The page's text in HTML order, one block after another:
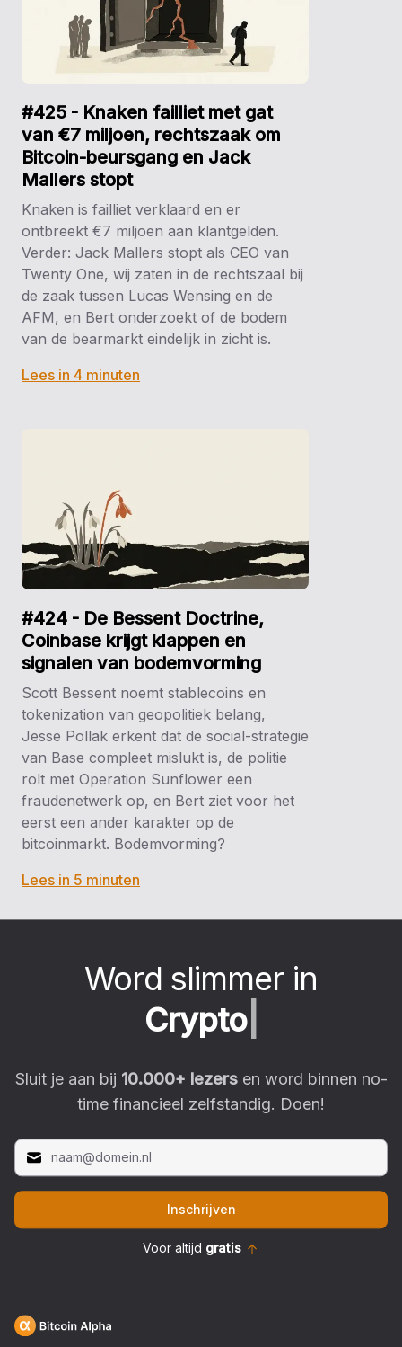
#425 - Knaken failliet met gat
van €7 miljoen, rechtszaak om
Bitcoin-beursgang en Jack
Mallers stopt
Knaken is failliet verklaard en er
ontbreekt €7 miljoen aan klantgelden.
Verder: Jack Mallers stopt als CEO van
Twenty One, wij zaten in de rechtszaal bij
de zaak tussen Lucas Wensing en de
AFM, en Bert onderzoekt of de bodem
van de bearmarkt eindelijk in zicht is.
Lees in 4 minuten
#424 - De Bessent Doctrine,
Coinbase krijgt klappen en
signalen van bodemvorming
Scott Bessent noemt stablecoins en
tokenization van geopolitiek belang,
Jesse Pollak erkent dat de social-strategie
van Base compleet mislukt is, de politie
rolt met Operation Sunflower een
fraudenetwerk op, en Bert ziet voor het
eerst een ander karakter op de
bitcoinmarkt. Bodemvorming?
Lees in 5 minuten
Word slimmer in
Crypto
Sluit je aan bij 10.000+ lezersen word binnen no-
time financieel zelfstandig. Doen!
Inschrijven
Voor altijd gratis